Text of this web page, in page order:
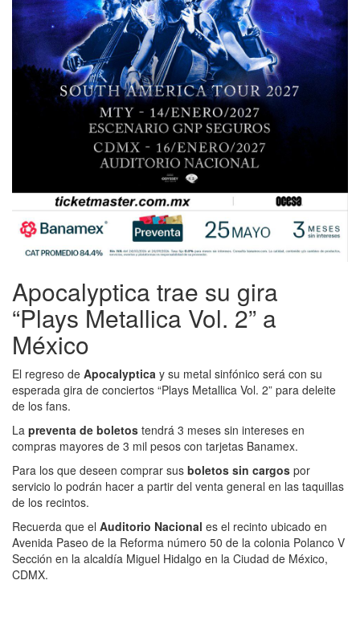
Apocalyptica trae su gira
“Plays Metallica Vol. 2” a
México
El regreso de Apocalyptica y su metal sinfónico será con su
esperada gira de conciertos “Plays Metallica Vol. 2” para deleite
de los fans.
La preventa de boletos tendrá 3 meses sin intereses en
compras mayores de 3 mil pesos con tarjetas Banamex.
Para los que deseen comprar sus boletos sin cargos por
servicio lo podrán hacer a partir del venta general en las taquillas
de los recintos.
Recuerda que el Auditorio Nacional es el recinto ubicado en
Avenida Paseo de la Reforma número 50 de la colonia Polanco V
Sección en la alcaldía Miguel Hidalgo en la Ciudad de México,
CDMX.